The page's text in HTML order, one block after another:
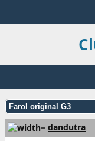
Farol original G3
dandutra